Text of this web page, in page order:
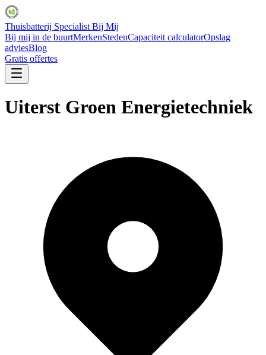
Thuisbatterij Specialist Bij Mij
Bij mij in de buurtMerkenStedenCapaciteit calculatorOpslag
adviesBlog
Gratis offertes
Uiterst Groen Energietechniek